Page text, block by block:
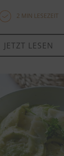
2 MIN LESEZEIT
JETZT LESEN